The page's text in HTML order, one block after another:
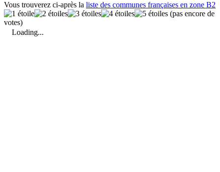
Vous trouverez ci-après la liste des communes françaises en zone B2
(pas encore de
votes)
Loading...